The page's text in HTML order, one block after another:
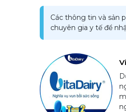
Các thông tin và sản
chuyên gia y tế để